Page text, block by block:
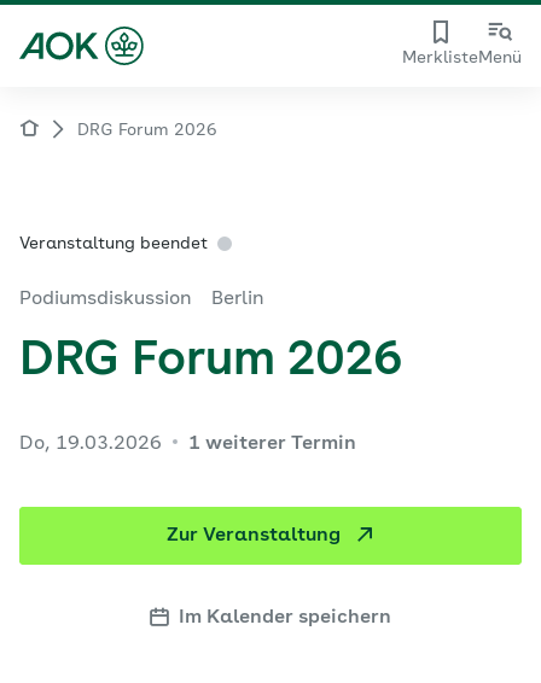
MerklisteMenü
DRG Forum 2026
Veranstaltung beendet
Podiumsdiskussion Berlin
DRG Forum 2026
Do, 19.03.2026 1 weiterer Termin
Zur Veranstaltung
Im Kalender speichern